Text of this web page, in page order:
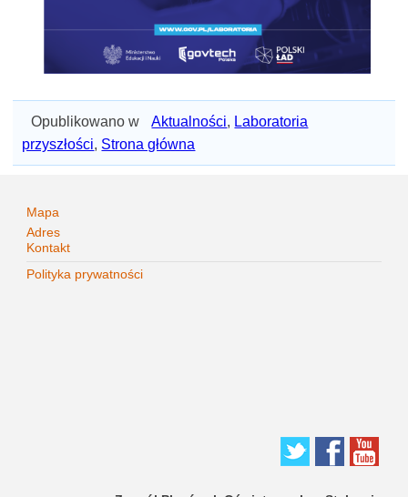
Opublikowano w Aktualności, Laboratoria
przyszłości, Strona główna
Mapa
Adres
Kontakt
Polityka prywatności